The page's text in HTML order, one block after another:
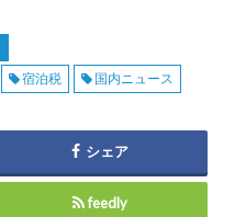
宿泊税 国内ニュース
シェア
feedly